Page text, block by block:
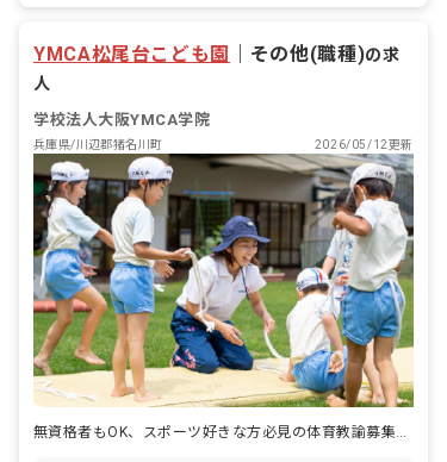
YMCA松尾台こども園 その他(職種)の求
人
学校法人大阪YMCA学院
兵庫県/川辺郡猪名川町 2026/05/12更新
無資格者もOK、スポーツ好きな方必見の体育教諭募集！年収315万円想定